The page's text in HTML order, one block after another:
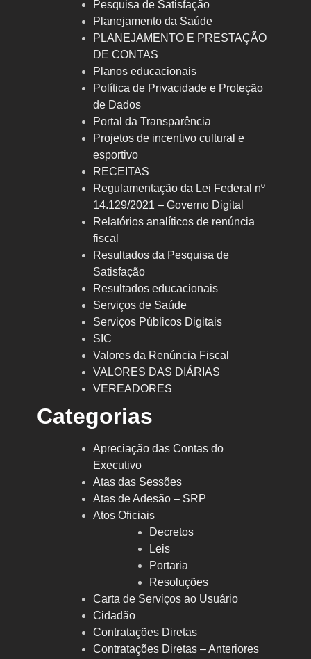
Pesquisa de Satisfação
Planejamento da Saúde
PLANEJAMENTO E PRESTAÇÃO
DE CONTAS
Planos educacionais
Política de Privacidade e Proteção
de Dados
Portal da Transparência
Projetos de incentivo cultural e
esportivo
RECEITAS
Regulamentação da Lei Federal nº
14.129/2021 – Governo Digital
Relatórios analíticos de renúncia
fiscal
Resultados da Pesquisa de
Satisfação
Resultados educacionais
Serviços de Saúde
Serviços Públicos Digitais
SIC
Valores da Renúncia Fiscal
VALORES DAS DIÁRIAS
VEREADORES
Categorias
Apreciação das Contas do
Executivo
Atas das Sessões
Atas de Adesão – SRP
Atos Oficiais
Decretos
Leis
Portaria
Resoluções
Carta de Serviços ao Usuário
Cidadão
Contratações Diretas
Contratações Diretas – Anteriores